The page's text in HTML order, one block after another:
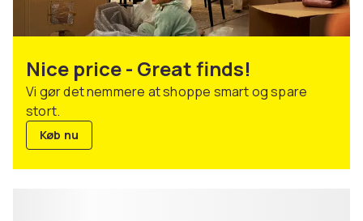
Nice price - Great finds!
Vi gør det nemmere at shoppe smart og spare
stort.
Køb nu